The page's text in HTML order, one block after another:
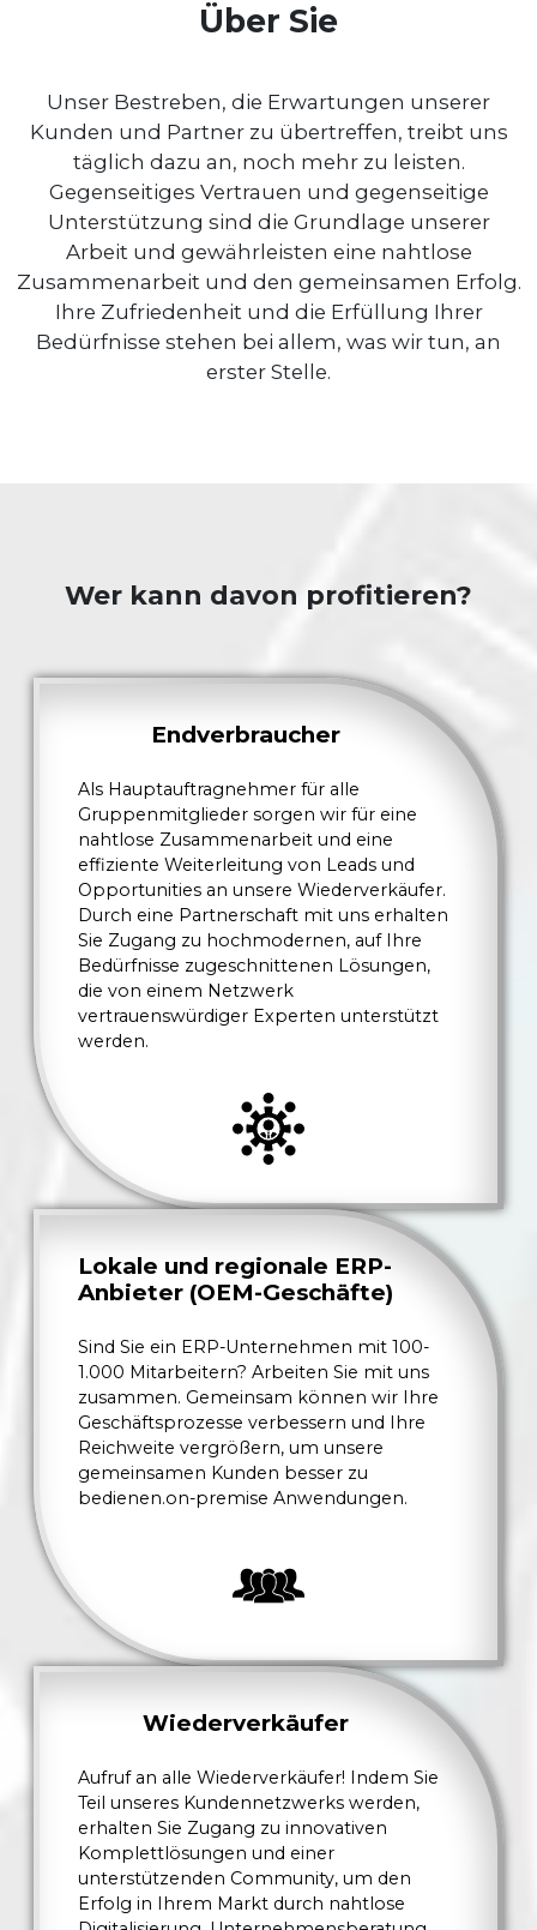
Über Sie
Unser Bestreben, die Erwartungen unserer
Kunden und Partner zu übertreffen, treibt uns
täglich dazu an, noch mehr zu leisten.
Gegenseitiges Vertrauen und gegenseitige
Unterstützung sind die Grundlage unserer
Arbeit und gewährleisten eine nahtlose
Zusammenarbeit und den gemeinsamen Erfolg.
Ihre Zufriedenheit und die Erfüllung Ihrer
Bedürfnisse stehen bei allem, was wir tun, an
erster Stelle.
Wer kann davon profitieren?
Endverbraucher
Als Hauptauftragnehmer für alle
Gruppenmitglieder sorgen wir für eine
nahtlose Zusammenarbeit und eine
effiziente Weiterleitung von Leads und
Opportunities an unsere Wiederverkäufer.
Durch eine Partnerschaft mit uns erhalten
Sie Zugang zu hochmodernen, auf Ihre
Bedürfnisse zugeschnittenen Lösungen,
die von einem Netzwerk
vertrauenswürdiger Experten unterstützt
werden.
Lokale und regionale ERP-
Anbieter (OEM-Geschäfte)
Sind Sie ein ERP-Unternehmen mit 100-
1.000 Mitarbeitern? Arbeiten Sie mit uns
zusammen. Gemeinsam können wir Ihre
Geschäftsprozesse verbessern und Ihre
Reichweite vergrößern, um unsere
gemeinsamen Kunden besser zu
bedienen.on-premise Anwendungen.
Wiederverkäufer
Aufruf an alle Wiederverkäufer! Indem Sie
Teil unseres Kundennetzwerks werden,
erhalten Sie Zugang zu innovativen
Komplettlösungen und einer
unterstützenden Community, um den
Erfolg in Ihrem Markt durch nahtlose